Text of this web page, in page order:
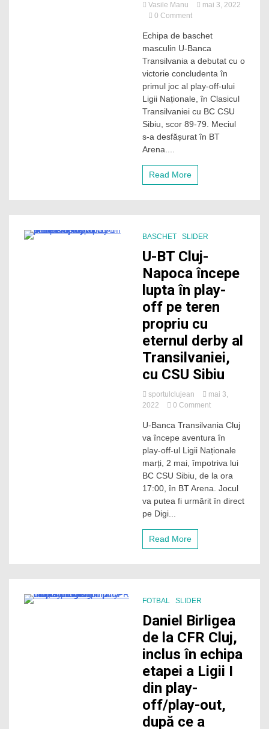
Vasile Manu
mai 3, 2022
0 Commenton
BT
Cluj,
început
cu
play-
off-
ul
Ligii
Naționale,
victorie
categorică
cu
Sibiu
Echipa de baschet
masculin U-Banca
Transilvania a debutat cu o
victorie concludenta în
primul joc al play-off-ului
Ligii Naționale, în Clasicul
Transilvaniei cu BC CSU
Sibiu, scor 89-79. Meciul
s-a desfășurat în BT
Arena....
Read More
BASCHET SLIDER
U-BT Cluj-
Napoca începe
lupta în play-
off pe teren
propriu cu
eternul derby al
Transilvaniei,
cu CSU Sibiu
sportulclujean
mai 3,
2022
0 Commenton
BT
Cluj-
Napoca
începe
în
play-
off
Sibiu
U-Banca Transilvania Cluj
va începe aventura în
play-off-ul Ligii Naționale
marți, 2 mai, împotriva lui
BC CSU Sibiu, de la ora
17:00, în BT Arena. Jocul
va putea fi urmărit în direct
pe Digi...
Read More
FOTBAL SLIDER
Daniel Birligea
de la CFR Cluj,
inclus în echipa
etapei a Ligii I
din play-
off/play-out,
după ce a